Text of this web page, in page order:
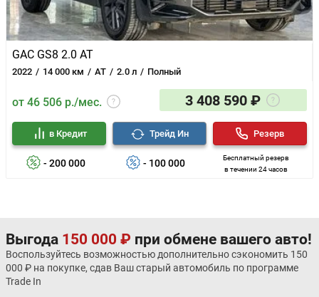
GAC GS8 2.0 AT
2022 14 000 км AT 2.0 л Полный
от 46 506 р./мес. 3 408 590 ₽
- 200 000
в Кредит
- 100 000
Трейд Ин
Бесплатный резерв
в течении 24 часов
Резерв
Выгода 150 000 ₽ при обмене вашего авто!
Воспользуйтесь возможностью дополнительно сэкономить 150
000 ₽ на покупке, сдав Ваш старый автомобиль по программе
Trade In